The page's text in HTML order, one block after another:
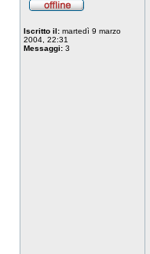
Iscritto il: martedì 9 marzo
2004, 22:31
Messaggi: 3